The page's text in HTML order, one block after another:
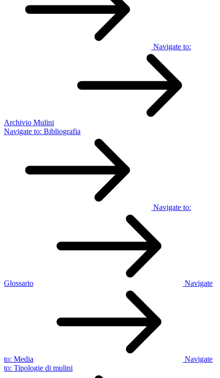
Navigate to:
Archivio Mulini
Navigate to: Bibliografia
Navigate to:
Glossario Navigate
to: Media
Navigate
to: Tipologie di mulini